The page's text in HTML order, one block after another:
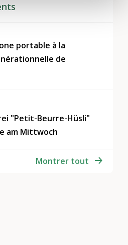
portable à la
de
"Petit-Beurre-Hüsli"
am Mittwoch
Montrer tout